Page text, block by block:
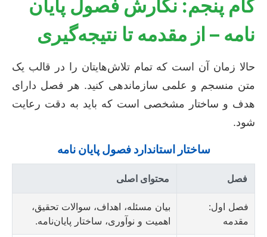
گام پنجم: نگارش فصول پایان
نامه – از مقدمه تا نتیجه‌گیری
حالا زمان آن است که تمام تلاش‌هایتان را در قالب یک
متن منسجم و علمی سازماندهی کنید. هر فصل دارای
هدف و ساختار مشخصی است که باید به دقت رعایت
شود.
ساختار استاندارد فصول پایان نامه
فصل محتوای اصلی
فصل اول:
مقدمه
بیان مسئله، اهداف، سوالات تحقیق،
اهمیت و نوآوری، ساختار پایان‌نامه.